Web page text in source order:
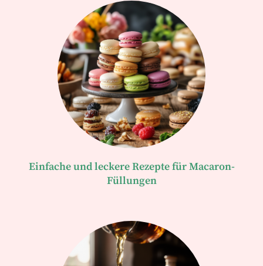
Einfache und leckere Rezepte für Macaron-
Füllungen